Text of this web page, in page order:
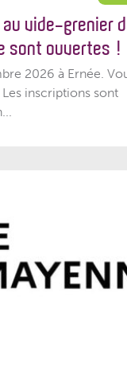
vide-grenier
sont ouvertes !
2026 à Ernée.
inscriptions sont